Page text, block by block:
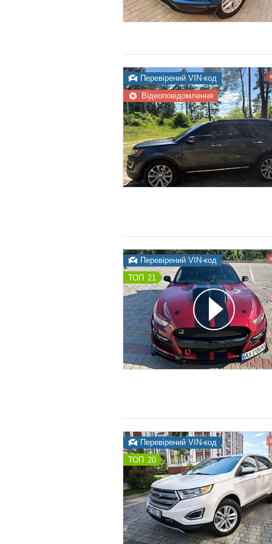
Перевірений VIN-код
Відеоповідомлення
Перевірений VIN-код
21
Перевірений VIN-код
20